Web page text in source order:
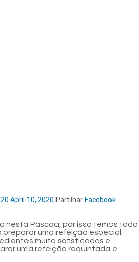
Abril 10, 2020 Partilhar Facebook
nesta Páscoa, por isso temos todo
uma refeição especial.
muito sofisticados e
uma refeição requintada e